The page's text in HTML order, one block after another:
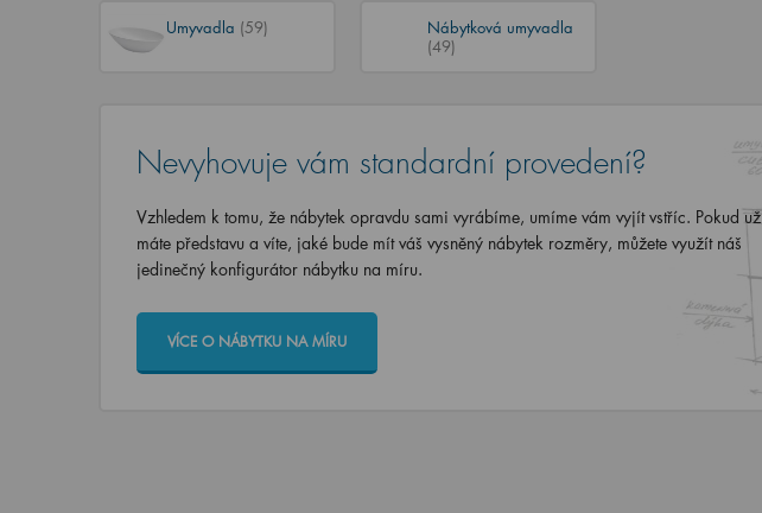
Umyvadla (59)
Nábytková umyvadla
(49)
Nevyhovuje vám standardní provedení?
Vzhledem k tomu, že nábytek opravdu sami vyrábíme, umíme vám vyjít vstříc. Pokud už
máte představu a víte, jaké bude mít váš vysněný nábytek rozměry, můžete využít náš
jedinečný konfigurátor nábytku na míru.
VÍCE O NÁBYTKU NA MÍRU